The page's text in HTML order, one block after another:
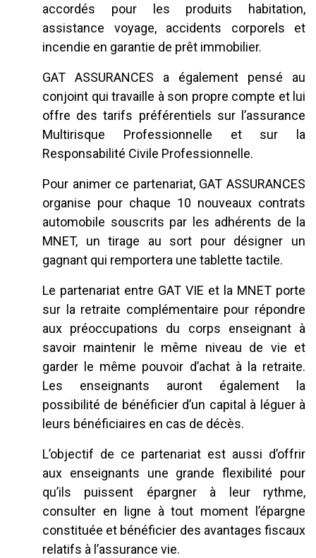
accordés pour les produits habitation,
assistance voyage, accidents corporels et
incendie en garantie de prêt immobilier.
GAT ASSURANCES a également pensé au
conjoint qui travaille à son propre compte et lui
offre des tarifs préférentiels sur l’assurance
Multirisque Professionnelle et sur la
Responsabilité Civile Professionnelle.
Pour animer ce partenariat, GAT ASSURANCES
organise pour chaque 10 nouveaux contrats
automobile souscrits par les adhérents de la
MNET, un tirage au sort pour désigner un
gagnant qui remportera une tablette tactile.
Le partenariat entre GAT VIE et la MNET porte
sur la retraite complémentaire pour répondre
aux préoccupations du corps enseignant à
savoir maintenir le même niveau de vie et
garder le même pouvoir d’achat à la retraite.
Les enseignants auront également la
possibilité de bénéficier d’un capital à léguer à
leurs bénéficiaires en cas de décès.
L’objectif de ce partenariat est aussi d’offrir
aux enseignants une grande flexibilité pour
qu’ils puissent épargner à leur rythme,
consulter en ligne à tout moment l’épargne
constituée et bénéficier des avantages fiscaux
relatifs à l’assurance vie.